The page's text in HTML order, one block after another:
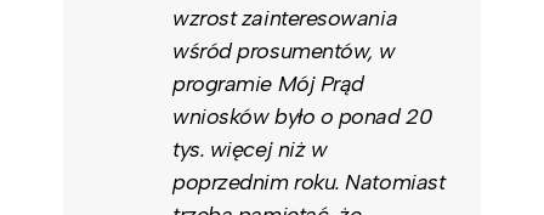
wzrost zainteresowania
wśród prosumentów, w
programie Mój Prąd
wniosków było o ponad 20
tys. więcej niż w
poprzednim roku. Natomiast